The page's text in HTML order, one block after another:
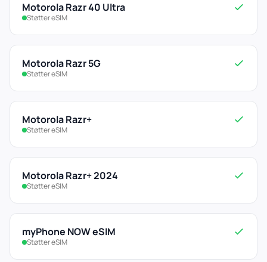
Motorola Razr 40 Ultra
Støtter eSIM
Motorola Razr 5G
Støtter eSIM
Motorola Razr+
Støtter eSIM
Motorola Razr+ 2024
Støtter eSIM
myPhone NOW eSIM
Støtter eSIM